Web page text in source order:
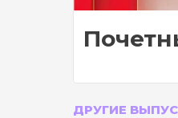
ДРУГИЕ